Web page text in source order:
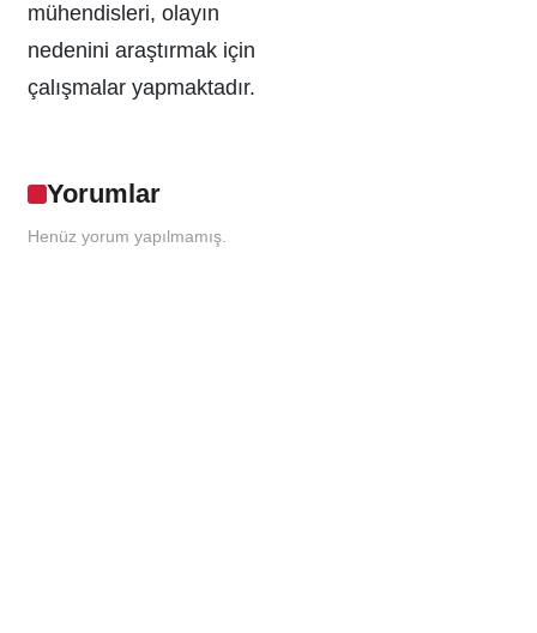
mühendisleri, olayın
nedenini araştırmak için
çalışmalar yapmaktadır.
Yorumlar
Henüz yorum yapılmamış.